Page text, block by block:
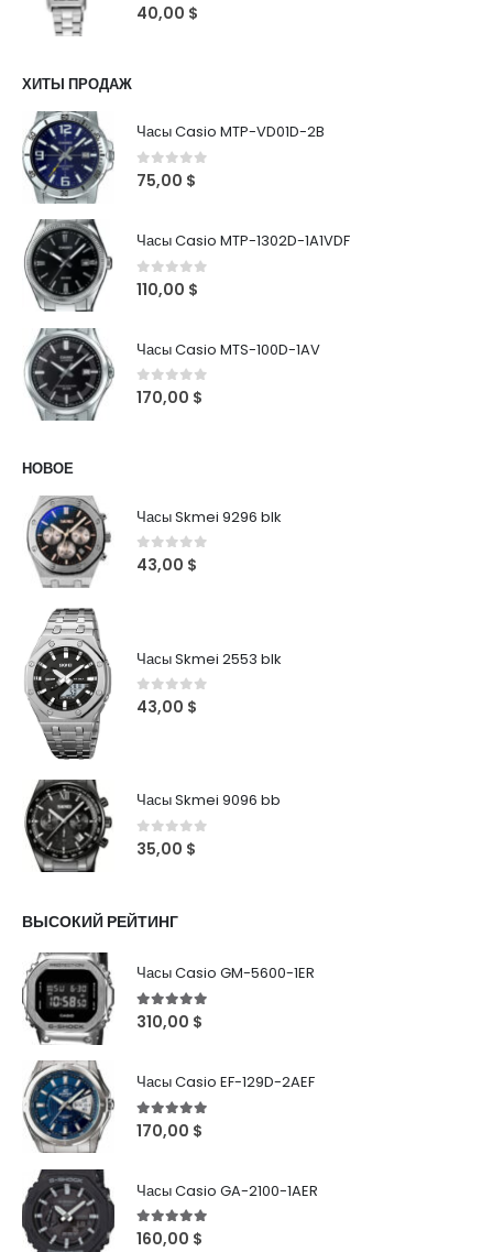
0 out of 5
40,00 $
ХИТЫ ПРОДАЖ
Часы Casio MTP-VD01D-2B
0out of 5
75,00 $
Часы Casio MTP-1302D-1A1VDF
0out of 5
110,00 $
Часы Casio MTS-100D-1AV
0out of 5
170,00 $
НОВОЕ
Часы Skmei 9296 blk
0 out of 5
43,00 $
Часы Skmei 2553 blk
0 out of 5
43,00 $
Часы Skmei 9096 bb
0out of 5
35,00 $
ВЫСОКИЙ РЕЙТИНГ
Часы Casio GM-5600-1ER
5out of 5
310,00 $
Часы Casio EF-129D-2AEF
5out of 5
170,00 $
Часы Casio GA-2100-1AER
5out of 5
160,00 $